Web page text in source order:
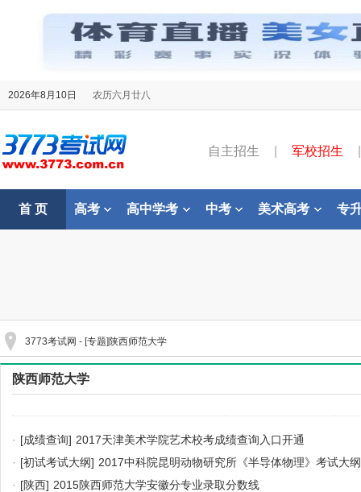
2026年8月10日 农历六月廿八
自主招生 军校招生
首 页 高考 高中学考 中考 美术高考 专
3773考试网 - [专题]陕西师范大学
陕西师范大学
· [成绩查询] 2017天津美术学院艺术校考成绩查询入口开通
· [初试考试大纲] 2017中科院昆明动物研究所《半导体物理》考试大纲
· [陕西] 2015陕西师范大学安徽分专业录取分数线